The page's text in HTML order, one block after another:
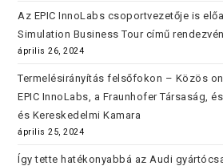
Az EPIC InnoLabs csoportvezetője is
Simulation Business Tour című
április 26, 2024
Termelésirányítás felsőfokon – Közös
EPIC InnoLabs, a Fraunhofer Társaság,
és Kereskedelmi Kamara
április 25, 2024
Így tette hatékonyabbá az Audi